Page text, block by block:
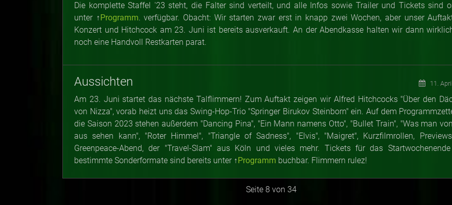
Die komplette Staffel '23 steht, die Falter sind verteilt, und alle Infos sowie Trailer und Tickets sind
unter ↑ Programm. verfügbar. Obacht: Wir starten zwar erst in knapp zwei Wochen, aber unser
Konzert und Hitchcock am 23. Juni ist bereits ausverkauft. An der Abendkasse halten wir dann
noch eine Handvoll Restkarten parat.
Aussichten 11.
Am 23. Juni startet das nächste Talflimmern! Zum Auftakt zeigen wir Alfred Hitchcocks "Über den
von Nizza", vorab heizt uns das Swing-Hop-Trio "Springer Birukov Steinborn" ein. Auf dem
die Saison 2023 stehen außerdem "Dancing Pina", "Ein Mann namens Otto", "Bullet Train", "Was man
aus sehen kann", "Roter Himmel", "Triangle of Sadness", "Elvis", "Maigret", Kurzfilmrollen,
Greenpeace-Abend, der "Travel-Slam" aus Köln und vieles mehr. Tickets für das
bestimmte Sonderformate sind bereits unter ↑ Programm buchbar. Flimmern rulez!
Seite 8 von 34